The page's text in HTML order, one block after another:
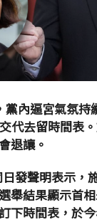
內逼宮氣氛
代去留時間表
退讓。
發聲明表示，
舉結果顯示首
時間表，於